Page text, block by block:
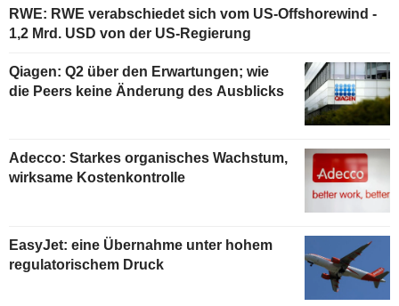
RWE: RWE verabschiedet sich vom US-Offshorewind -
1,2 Mrd. USD von der US-Regierung
Qiagen: Q2 über den Erwartungen; wie
die Peers keine Änderung des Ausblicks
Adecco: Starkes organisches Wachstum,
wirksame Kostenkontrolle
EasyJet: eine Übernahme unter hohem
regulatorischem Druck